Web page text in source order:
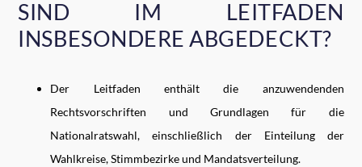
SIND IM LEITFADEN
INSBESONDERE ABGEDECKT?
Der Leitfaden enthält die anzuwendenden
Rechtsvorschriften und Grundlagen für die
Nationalratswahl, einschließlich der Einteilung der
Wahlkreise, Stimmbezirke und Mandatsverteilung.